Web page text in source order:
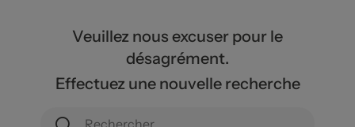
Veuillez nous excuser pour le
désagrément.
Effectuez une nouvelle recherche